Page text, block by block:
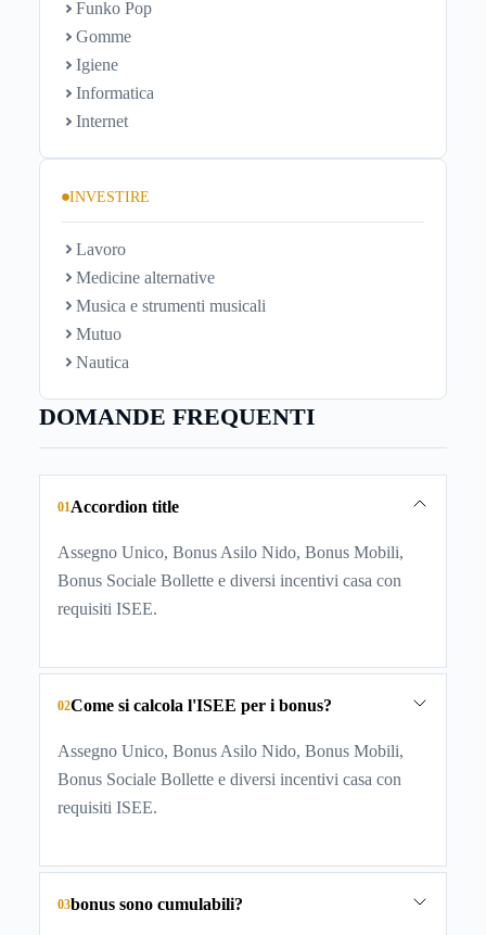
Funko Pop
Gomme
Igiene
Informatica
Internet
INVESTIRE
Lavoro
Medicine alternative
Musica e strumenti musicali
Mutuo
Nautica
DOMANDE FREQUENTI
01 Accordion title
Assegno Unico, Bonus Asilo Nido, Bonus Mobili,
Bonus Sociale Bollette e diversi incentivi casa con
requisiti ISEE.
02Come si calcola l'ISEE per i bonus?
Assegno Unico, Bonus Asilo Nido, Bonus Mobili,
Bonus Sociale Bollette e diversi incentivi casa con
requisiti ISEE.
03bonus sono cumulabili?